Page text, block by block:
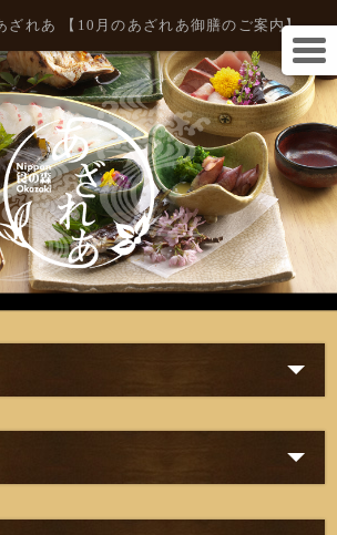
れあ 【10月のあざれあ御膳のご案内】